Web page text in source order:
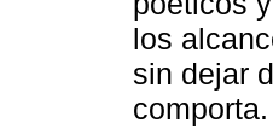
los
sin dejar
comporta.